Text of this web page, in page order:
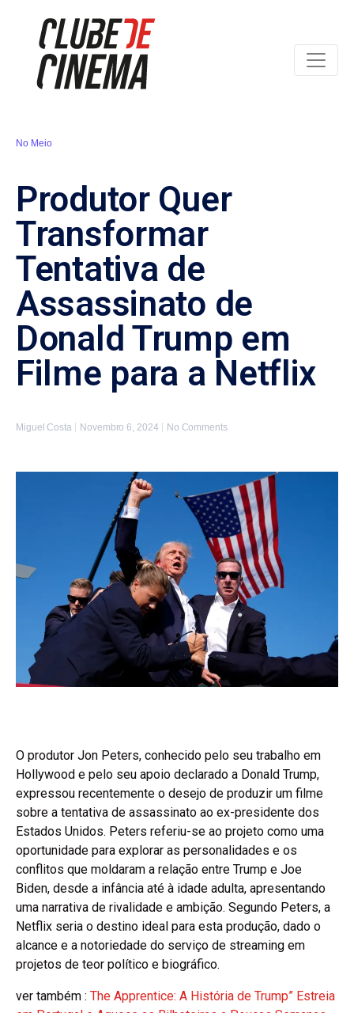
No Meio
Produtor Quer
Transformar
Tentativa de
Assassinato de
Donald Trump em
Filme para a Netflix
Miguel Costa Novembro 6, 2024 No Comments
O produtor Jon Peters, conhecido pelo seu trabalho em
Hollywood e pelo seu apoio declarado a Donald Trump,
expressou recentemente o desejo de produzir um filme
sobre a tentativa de assassinato ao ex-presidente dos
Estados Unidos. Peters referiu-se ao projeto como uma
oportunidade para explorar as personalidades e os
conflitos que moldaram a relação entre Trump e Joe
Biden, desde a infância até à idade adulta, apresentando
uma narrativa de rivalidade e ambição. Segundo Peters, a
Netflix seria o destino ideal para esta produção, dado o
alcance e a notoriedade do serviço de streaming em
projetos de teor político e biográfico.
ver também : The Apprentice: A História de Trump” Estreia